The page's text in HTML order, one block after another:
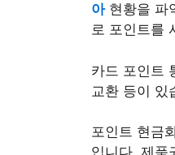
아현황을 파
로 포인트를
카드 포인트
교환 등이 있
포인트 현금